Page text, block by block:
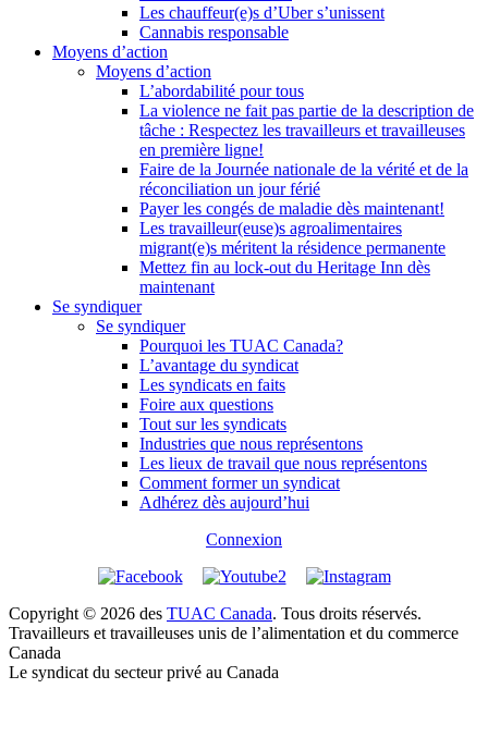
Les chauffeur(e)s d’Uber s’unissent
Cannabis responsable
Moyens d’action
Moyens d’action
L’abordabilité pour tous
La violence ne fait pas partie de la description de
tâche : Respectez les travailleurs et travailleuses
en première ligne!
Faire de la Journée nationale de la vérité et de la
réconciliation un jour férié
Payer les congés de maladie dès maintenant!
Les travailleur(euse)s agroalimentaires
migrant(e)s méritent la résidence permanente
Mettez fin au lock-out du Heritage Inn dès
maintenant
Se syndiquer
Se syndiquer
Pourquoi les TUAC Canada?
L’avantage du syndicat
Les syndicats en faits
Foire aux questions
Tout sur les syndicats
Industries que nous représentons
Les lieux de travail que nous représentons
Comment former un syndicat
Adhérez dès aujourd’hui
Connexion
Copyright © 2026 des TUAC Canada. Tous droits réservés.
Travailleurs et travailleuses unis de l’alimentation et du commerce
Canada
Le syndicat du secteur privé au Canada